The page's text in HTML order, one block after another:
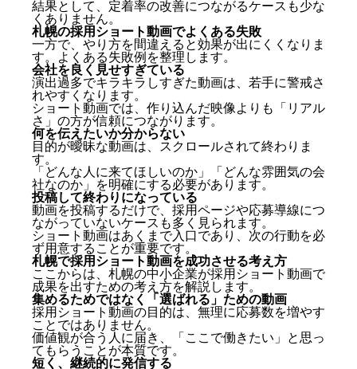
結果として、定着率の改善につながるケースも少な
くありません。
札幌の採用ショート動画でよくある失敗
一方で、やり方を間違えると効果が出にくくなりま
す。よくある失敗例を整理します。
会社を良く見せすぎている
演出過多でキラキラしすぎた動画は、若手に警戒さ
れやすくなります。
ショート動画では、作り込んだ映像よりも「リアル
さ」の方が信頼につながります。
何を伝えたいか分からない
目的が曖昧な動画は、スクロールされて終わりま
す。
「どんな人に来てほしいのか」「どんな雰囲気の会
社なのか」を明確にする必要があります。
投稿して終わりになっている
動画を投稿するだけで、採用ページや応募導線につ
ながっていないケースも多く見られます。
ショート動画はあくまで入口であり、次の行動を必
ず用意することが重要です。
札幌で採用ショート動画を成功させる考え方
ここからは、札幌の中小企業が採用ショート動画で
成果を出すための考え方を解説します。
集めるためではなく「選ばれる」ための動画
採用ショート動画の目的は、無理に応募数を増やす
ことではありません。
価値観が合う人に届き、「ここで働きたい」と思っ
てもらうことが本質です。
短く、継続的に発信する
なぜ札幌の採用でショート動画が重要なのか
採用ショート動画で得られる主な効果
若手への認知が一気に広がる
職場の雰囲気が直感的に伝わる
札幌で採用ショート動画が特に向いている企業
若手・未経験者を採用したい企業
知名度が高くない中小企業
早期離職に悩んでいる企業
札幌の採用ショート動画でよくある失敗
会社を良く見せすぎている
何を伝えたいか分からない
投稿して終わりになっている
札幌で採用ショート動画を成功させる考え方
集めるためではなく「選ばれる」ための動画